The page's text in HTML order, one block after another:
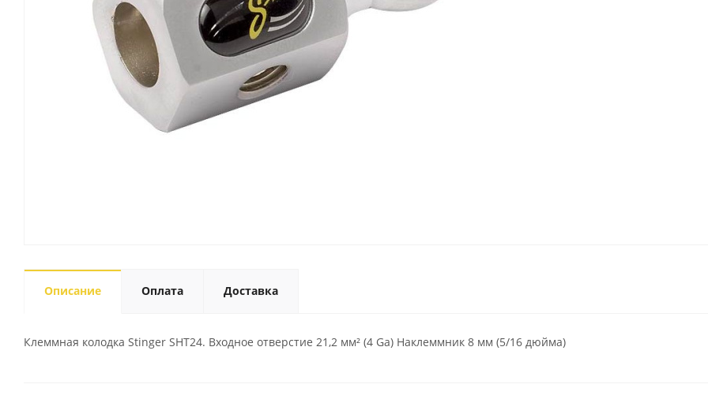
Описание Оплата Доставка
Клеммная колодка Stinger SHT24. Входное отверстие 21,2 мм² (4 Ga) Наклеммник 8 мм (5/16 дюйма)